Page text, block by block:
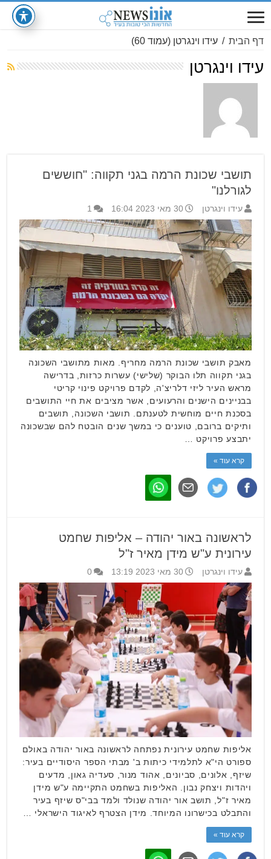
דף הבית / עידו וינגרטן (עמוד 60)
עידו וינגרטן
תושבי שכונת הרמה בגני תקווה: "חוששים
לגורלנו"
עידו וינגרטן 30 מאי 2023 16:04 1
מאבק תושבי שכונת הרמה מחריף. מאות מתושבי השכונה
בגני תקווה תלו הבוקר (שלישי) עשרות כרזות, בדרישה
מראש העיר ליזי דלריצ'ה, לקדם פרויקט פינוי קריטי
בבניינים הישנים והרעועים, אשר מציבים את חיי התושבים
בסכנת חיים מוחשית לטענתם. תושבי השכונה, תושבים
ותיקים ברובם, טוענים כי במשך שנים הובטח להם שבשכונה
יתבצע פרויקט …
קרא עוד »
לראשונה באור יהודה – אליפות שחמט
עירונית ע"ש מידן מאיר ז"ל
עידו וינגרטן 30 מאי 2023 13:19 0
אליפות שחמט עירונית נפתחה לראשונה באור יהודה באולם
ספורט הי"א לתלמידי כיתות ב' מבתי הספר היסודיים בעיר:
שיזף, אלונים, סביונים, אהוד מנור, סעדיה גאון, מדעים
ויהדות ויצחק נבון. האליפות בשחמט התקיימה ע"ש מידן
מאיר ז"ל, תושב אור יהודה שנולד ולמד בבי"ס שיזף בעיר
והתבלט בכישרונו המיוחד. מידן הצטרף לאיגוד הישראלי …
קרא עוד »